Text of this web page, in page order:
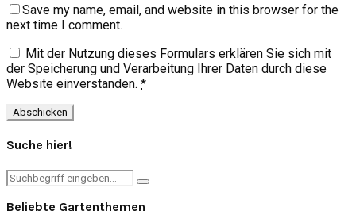
Save my name, email, and website in this browser for the
next time I comment.
Mit der Nutzung dieses Formulars erklären Sie sich mit
der Speicherung und Verarbeitung Ihrer Daten durch diese
Website einverstanden. *
Suche hier!
Search
for:
Search
Beliebte Gartenthemen